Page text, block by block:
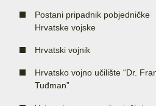
Postani pripadnik pobjedničke
Hrvatske vojske
Hrvatski vojnik
Hrvatsko vojno učilište “Dr.
Tuđman”